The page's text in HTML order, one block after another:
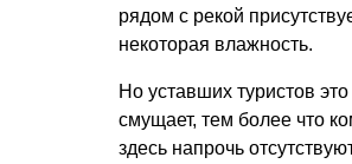
рядом с рекой
некоторая влажность.
Но уставших туристов
смущает, тем более что
здесь напрочь